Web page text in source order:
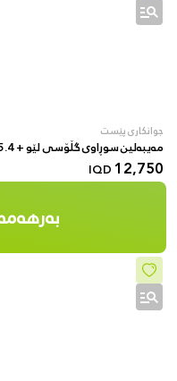
جوانکاری پێست
مەیبەلین سوڕاوی گڵۆسی لێو + 5.4 مل- 002 ڕەنگی Ice
12,750
IQD